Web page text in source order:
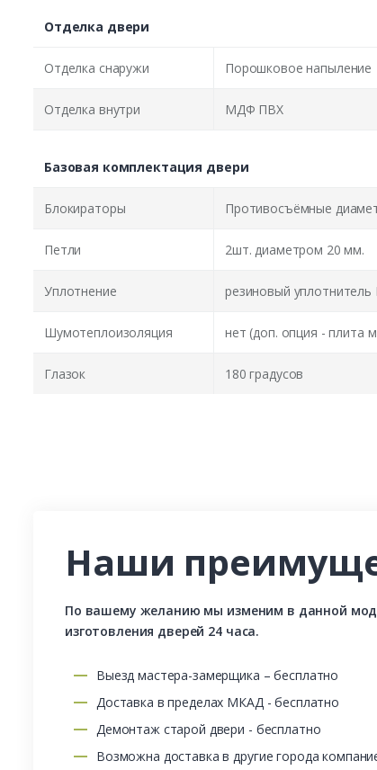
Отделка двери
Отделка снаружи Порошковое напыление
Отделка внутри МДФ ПВХ
Базовая комплектация двери
Блокираторы Противосъёмные
Петли 2шт. диаметром 20 мм.
Уплотнение резиновый уплотнитель
Шумотеплоизоляция нет (доп. опция - плита
Глазок 180 градусов
Наши
По вашему желанию мы изменим в данной
изготовления дверей 24 часа.
Выезд мастера-замерщика – бесплатно
Доставка в пределах МКАД - бесплатно
Демонтаж старой двери - бесплатно
Возможна доставка в другие города